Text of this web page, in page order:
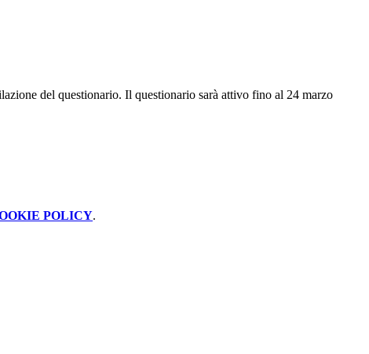
del questionario. Il questionario sarà attivo fino al 24 marzo
POLICY.